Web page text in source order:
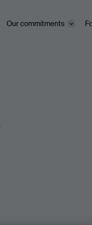
Our commitments